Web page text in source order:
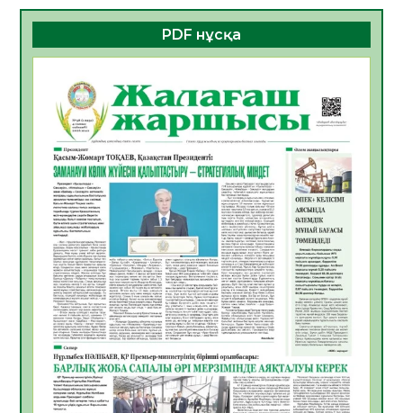
06.08.2026
37 0
ҚҰРЫЛТАЙ САЙЛАУЫ – БОЛАШАҚҚА
БАСТАР ЖАУАПТЫ ТАҢДАУ
06.08.2026
Инфекциялық ауруларға қарсы иммундау
жұмыстарының тиімділігі
06.08.2026
41
Көкжөтел ауруы туралы
06.08.2026
37
АПВ вакцинасы туралы мәлімет
06.08.2026
37
Open Air: Қызылорда облысы полиция
департаменті 20 мыңнан астам
көрерменнің қауіпсіздігін қамтамасыз етті
06.08.2026
49
PDF нұсқа